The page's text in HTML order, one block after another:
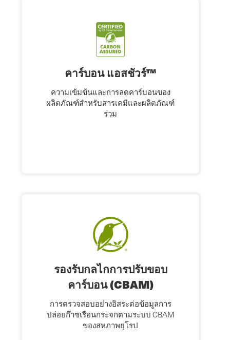
คาร์บอน แอสชัวร์™
ความเข้มข้นและการลดคาร์บอนของ
ผลิตภัณฑ์สำหรับสารเคมีและผลิตภัณฑ์
ร่วม
รองรับกลไกการปรับขอบ
คาร์บอน (CBAM)
การตรวจสอบอย่างอิสระต่อข้อมูลการ
ปล่อยก๊าซเรือนกระจกตามระบบ CBAM
ของสหภาพยุโรป